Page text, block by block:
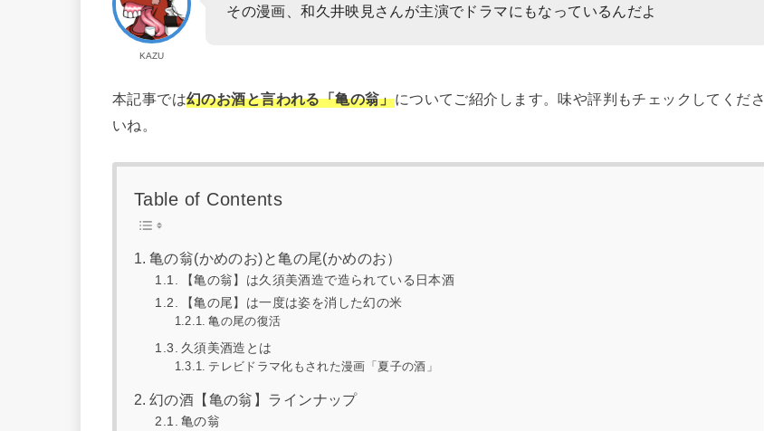
KAZU
その漫画、和久井映見さんが主演でドラマにもなっているんだよ
本記事では幻のお酒と言われる「亀の翁」についてご紹介します。味や評判もチェックしてくださ
いね。
Table of Contents
亀の翁(かめのお)と亀の尾(かめのお）
【亀の翁】は久須美酒造で造られている日本酒
【亀の尾】は一度は姿を消した幻の米
亀の尾の復活
久須美酒造とは
テレビドラマ化もされた漫画「夏子の酒」
幻の酒【亀の翁】ラインナップ
亀の翁